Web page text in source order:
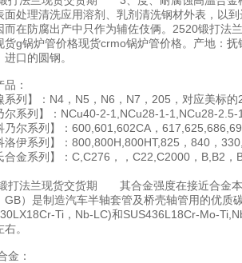
面处理清洗应用溶剂、乳剂清洗钢材外表，以
而在防腐出产中只作为辅佐伎俩。2520锻打
货g锅炉管价格现货crmo锅炉管价格。产地：
进口的圆钢。
：
系列】：N4，N5，N6，N7，205，对应美标
尔系列】：NCu40-2-1,NCu28-1-1,NCu28-
乃尔系列】：600,601,602CA，
洛伊系列】：800,800H,800HT,825，840，
合金系列】：C,C276，，C22,C2000，B,B2
打法兰现货交货期 其合金强度在接近合金本
GB）是制造汽车半轴套管及桥壳轴管用的优
Ti，Nb-LC)和SUS436L18Cr-Mo-
。
金：